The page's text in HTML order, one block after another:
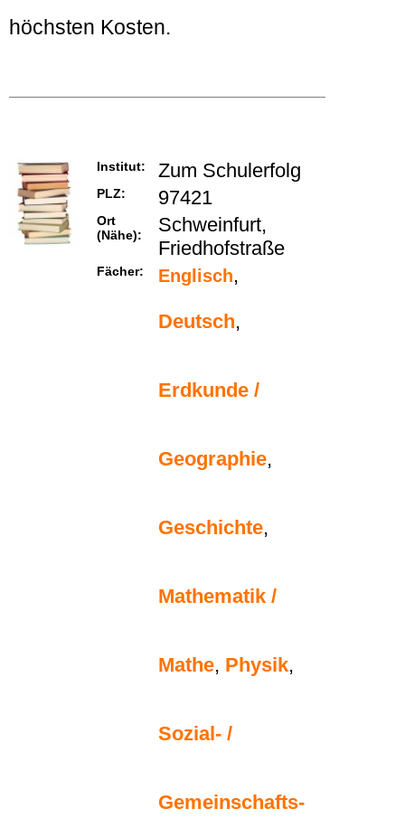
höchsten Kosten.
Institut: Zum Schulerfolg
PLZ: 97421
Ort
(Nähe):
Schweinfurt,
Friedhofstraße
Fächer: Englisch,
Deutsch,
Erdkunde /
Geographie,
Geschichte,
Mathematik /
Mathe, Physik,
Sozial- /
Gemeinschafts-